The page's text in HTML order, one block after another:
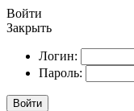
Войти
Закрыть
Логин:
Пароль:
Войти